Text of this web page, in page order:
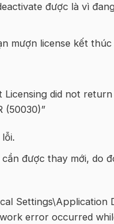
được là vì
mượn license kết
did not
(50030)”
được thay mới, do
Settings\Application
error occurred